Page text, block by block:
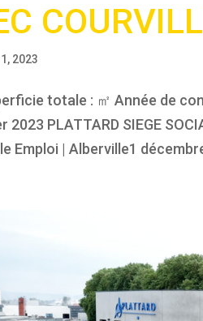
2023
totale : ㎡ Année de
2023 PLATTARD SIEGE
Emploi | Alberville1